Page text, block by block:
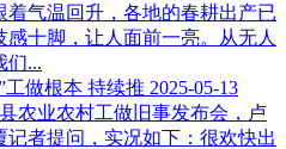
气温回升，各地的春耕出产已
十脚，让人面前一亮。从无人
们...
工做根本 持续推 2025-05-13
农业农村工做旧事发布会，卢
者提问，实况如下：很欢快出